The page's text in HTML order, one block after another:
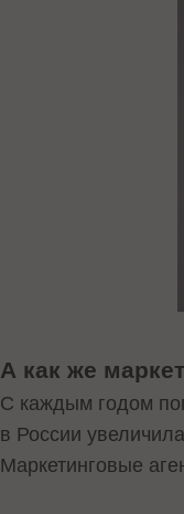
А как же
С каждым годом
в России
Маркетинговые